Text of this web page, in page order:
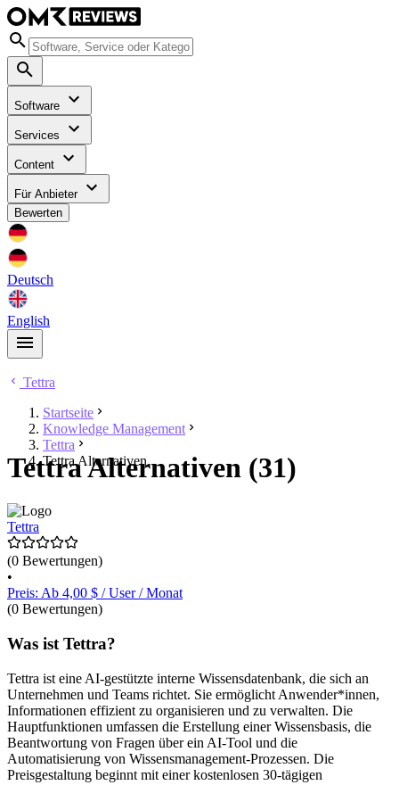
Software
Services
Content
Für Anbieter
Bewerten
Deutsch
English
Tettra
Startseite
Knowledge Management
Tettra
Tettra Alternativen
Tettra Alternativen (31)
Tettra
(0 Bewertungen)
•
Preis: Ab 4,00 $ / User / Monat
(0 Bewertungen)
Was ist Tettra?
Tettra ist eine AI-gestützte interne Wissensdatenbank, die sich an
Unternehmen und Teams richtet. Sie ermöglicht Anwender*innen,
Informationen effizient zu organisieren und zu verwalten. Die
Hauptfunktionen umfassen die Erstellung einer Wissensbasis, die
Beantwortung von Fragen über ein AI-Tool und die
Automatisierung von Wissensmanagement-Prozessen. Die
Preisgestaltung beginnt mit einer kostenlosen 30-tägigen